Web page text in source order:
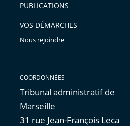
avant
PUBLICATIONS
VOS DÉMARCHES
Nous rejoindre
COORDONNÉES
Tribunal administratif de
Marseille
31 rue Jean-François Leca